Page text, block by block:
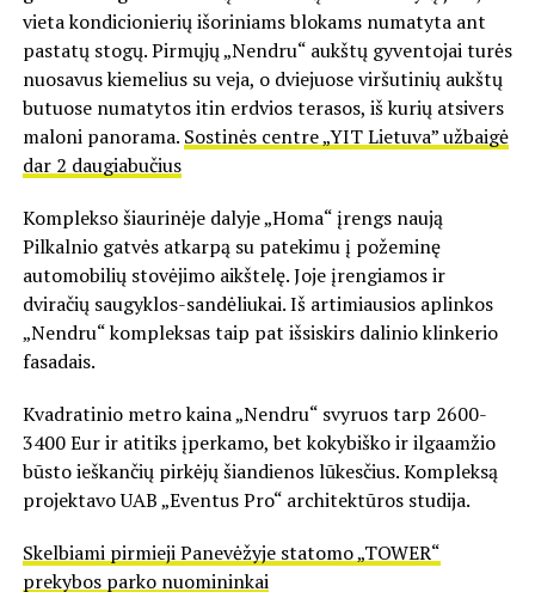
vieta kondicionierių išoriniams blokams numatyta ant
pastatų stogų. Pirmųjų „Nendru“ aukštų gyventojai turės
nuosavus kiemelius su veja, o dviejuose viršutinių aukštų
butuose numatytos itin erdvios terasos, iš kurių atsivers
maloni panorama. Sostinės centre „YIT Lietuva” užbaigė
dar 2 daugiabučius
Komplekso šiaurinėje dalyje „Homa“ įrengs naują
Pilkalnio gatvės atkarpą su patekimu į požeminę
automobilių stovėjimo aikštelę. Joje įrengiamos ir
dviračių saugyklos-sandėliukai. Iš artimiausios aplinkos
„Nendru“ kompleksas taip pat išsiskirs dalinio klinkerio
fasadais.
Kvadratinio metro kaina „Nendru“ svyruos tarp 2600-
3400 Eur ir atitiks įperkamo, bet kokybiško ir ilgaamžio
būsto ieškančių pirkėjų šiandienos lūkesčius. Kompleksą
projektavo UAB „Eventus Pro“ architektūros studija.
Skelbiami pirmieji Panevėžyje statomo „TOWER“
prekybos parko nuomininkai